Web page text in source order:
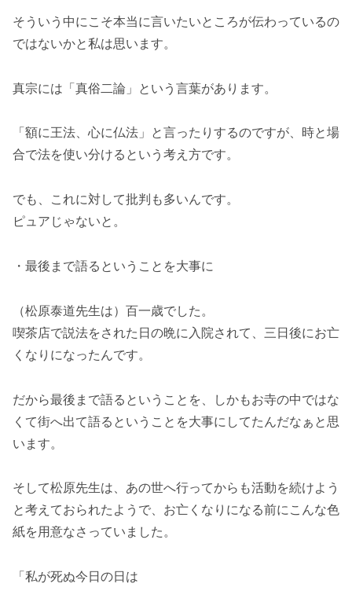
そういう中にこそ本当に言いたいところが伝わっているの
ではないかと私は思います。
真宗には「真俗二論」という言葉があります。
「額に王法、心に仏法」と言ったりするのですが、時と場
合で法を使い分けるという考え方です。
でも、これに対して批判も多いんです。
ピュアじゃないと。
・最後まで語るということを大事に
（松原泰道先生は）百一歳でした。
喫茶店で説法をされた日の晩に入院されて、三日後にお亡
くなりになったんです。
だから最後まで語るということを、しかもお寺の中ではな
くて街へ出て語るということを大事にしてたんだなぁと思
います。
そして松原先生は、あの世へ行ってからも活動を続けよう
と考えておられたようで、お亡くなりになる前にこんな色
紙を用意なさっていました。
「私が死ぬ今日の日は